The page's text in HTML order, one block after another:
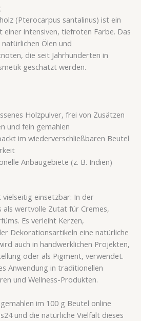
(Pterocarpus santalinus) ist ein
intensiven, tiefroten Farbe. Das
Ölen und
die seit Jahrhunderten in
geschätzt werden.
Holzpulver, frei von Zusätzen
und fein gemahlen
im wiederverschließbaren Beutel
Anbaugebiete (z. B. Indien)
einsetzbar: In der
wertvolle Zutat für Cremes,
Es verleiht Kerzen,
Dekorationsartikeln eine natürliche
auch in handwerklichen Projekten,
oder als Pigment, verwendet.
Anwendung in traditionellen
und Wellness-Produkten.
im 100 g Beutel online
und die natürliche Vielfalt dieses